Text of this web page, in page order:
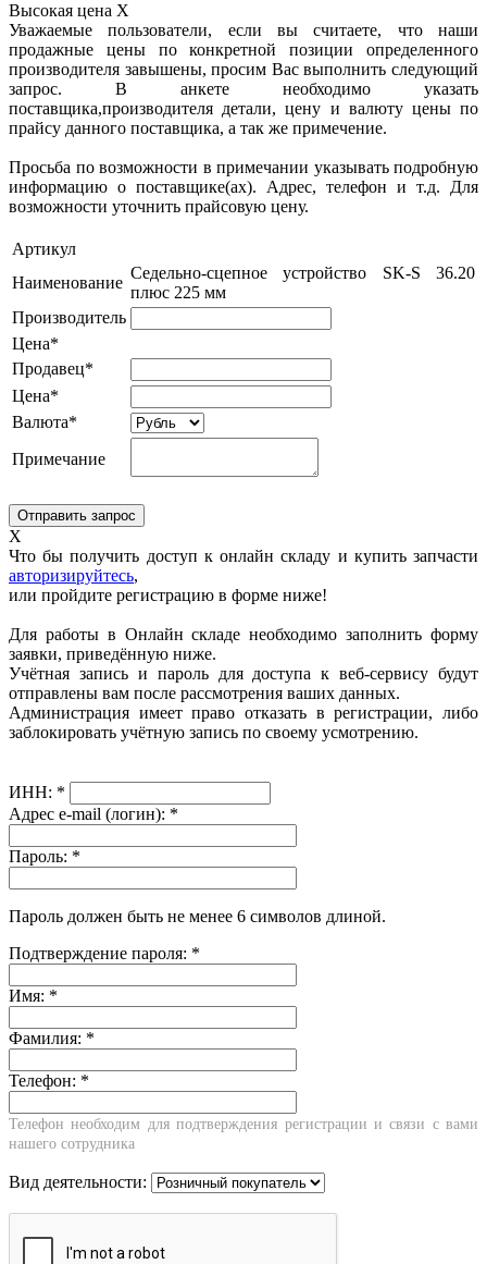
Высокая цена X
Уважаемые пользователи, если вы считаете, что наши
продажные цены по конкретной позиции определенного
производителя завышены, просим Вас выполнить следующий
запрос. В анкете необходимо указать
поставщика,производителя детали, цену и валюту цены по
прайсу данного поставщика, а так же примечение.
Просьба по возможности в примечании указывать подробную
информацию о поставщике(ах). Адрес, телефон и т.д. Для
возможности уточнить прайсовую цену.
Артикул
Наименование
Седельно-сцепное устройство SK-S 36.20
плюс 225 мм
Производитель
Цена*
Продавец*
Цена*
Валюта*
Примечание
X
Что бы получить доступ к онлайн складу и купить запчасти
авторизируйтесь,
или пройдите регистрацию в форме ниже!
Для работы в Онлайн складе необходимо заполнить форму
заявки, приведённую ниже.
Учётная запись и пароль для доступа к веб-сервису будут
отправлены вам после рассмотрения ваших данных.
Администрация имеет право отказать в регистрации, либо
заблокировать учётную запись по своему усмотрению.
ИНН: *
Адрес e-mail (логин): *
Пароль: *
Пароль должен быть не менее 6 символов длиной.
Подтверждение пароля: *
Имя: *
Фамилия: *
Телефон: *
Телефон необходим для подтверждения регистрации и связи с вами
нашего сотрудника
Вид деятельности: